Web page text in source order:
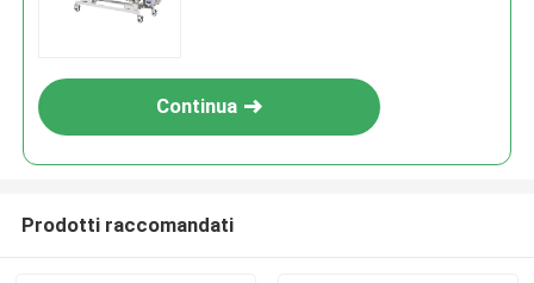
Continua
Prodotti raccomandati